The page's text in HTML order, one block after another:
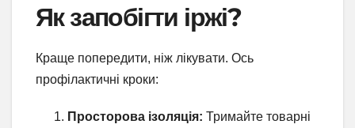
Як запобігти іржі?
Краще попередити, ніж лікувати. Ось
профілактичні кроки:
Просторова ізоляція: Тримайте товарні